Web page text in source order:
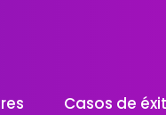
Casos de